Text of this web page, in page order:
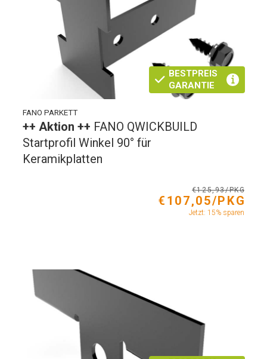
BESTPREIS
GARANTIE
FANO PARKETT
++ Aktion ++ FANO QWICKBUILD
Startprofil Winkel 90° für
Keramikplatten
€125,93/PKG
€107,05/PKG
Jetzt: 15% sparen